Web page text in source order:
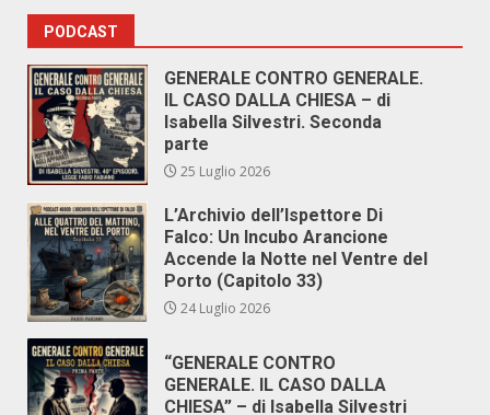
articoli
PODCAST
GENERALE CONTRO GENERALE.
IL CASO DALLA CHIESA – di
Isabella Silvestri. Seconda
parte
25 Luglio 2026
L’Archivio dell’Ispettore Di
Falco: Un Incubo Arancione
Accende la Notte nel Ventre del
Porto (Capitolo 33)
24 Luglio 2026
“GENERALE CONTRO
GENERALE. IL CASO DALLA
CHIESA” – di Isabella Silvestri